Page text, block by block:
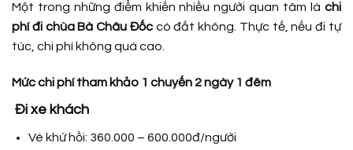
Một trong những điểm khiến nhiều người quan tâm là chi
phí đi chùa Bà Châu Đốccó đắt không. Thực tế, nếu đi tự
túc, chi phí không quá cao.
Mức chi phí tham khảo 1 chuyến 2 ngày 1 đêm
Đi xe khách
Vé khứ hồi: 360.000 – 600.000đ/người